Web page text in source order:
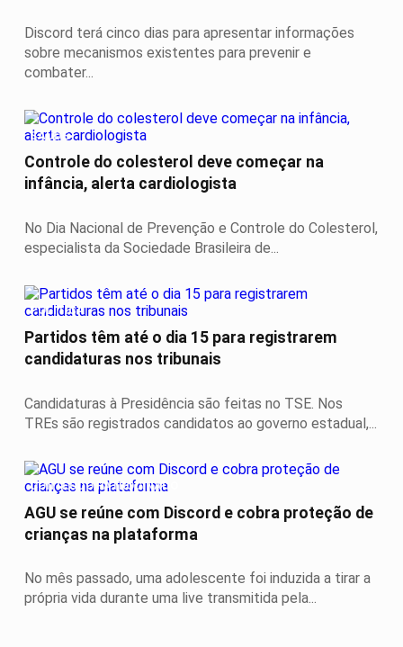
Discord terá cinco dias para apresentar informações
sobre mecanismos existentes para prevenir e
combater...
SAÚDE
Controle do colesterol deve começar na
infância, alerta cardiologista
No Dia Nacional de Prevenção e Controle do Colesterol,
especialista da Sociedade Brasileira de...
POLÍTICA
Partidos têm até o dia 15 para registrarem
candidaturas nos tribunais
Candidaturas à Presidência são feitas no TSE. Nos
TREs são registrados candidatos ao governo estadual,...
CONTEÚDO PATROCINADO
AGU se reúne com Discord e cobra proteção de
crianças na plataforma
No mês passado, uma adolescente foi induzida a tirar a
própria vida durante uma live transmitida pela...